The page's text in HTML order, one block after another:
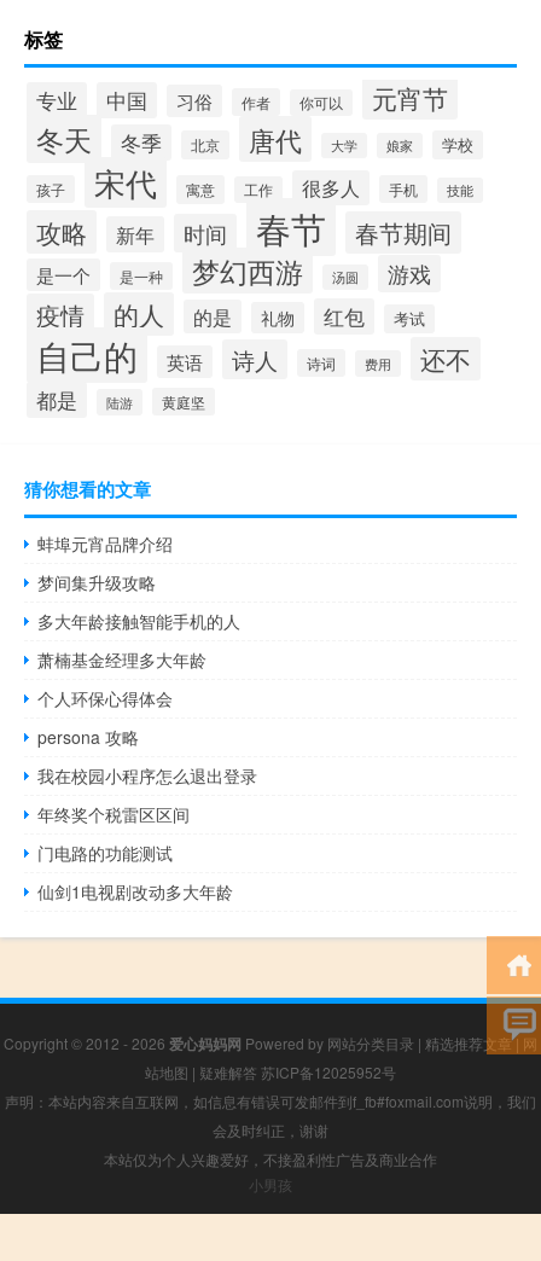
标签
专业 中国 习俗 作者 你可以 元宵节
冬天 冬季 北京 唐代 大学 娘家 学校
孩子 宋代 寓意 工作 很多人 手机 技能
攻略 新年 时间 春节 春节期间
是一个 是一种 梦幻西游 汤圆 游戏
疫情 的人 的是 礼物 红包 考试
自己的 英语 诗人 诗词 费用 还不
都是 陆游 黄庭坚
猜你想看的文章
蚌埠元宵品牌介绍
梦间集升级攻略
多大年龄接触智能手机的人
萧楠基金经理多大年龄
个人环保心得体会
persona 攻略
我在校园小程序怎么退出登录
年终奖个税雷区区间
门电路的功能测试
仙剑1电视剧改动多大年龄
Copyright © 2012 - 2026 爱心妈妈网 Powered by 网站分类目录 | 精选推荐文章| 网
站地图 | 疑难解答 苏ICP备12025952号
声明：本站内容来自互联网，如信息有错误可发邮件到f_fb#foxmail.com说明，我们
会及时纠正，谢谢
本站仅为个人兴趣爱好，不接盈利性广告及商业合作
小男孩